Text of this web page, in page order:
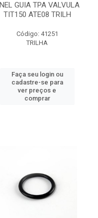
GUIA TPA VALVULA
TIT150 ATE08 TRILH
Código: 41251
TRILHA
Faça seu login ou
cadastre-se para
ver preços e
comprar